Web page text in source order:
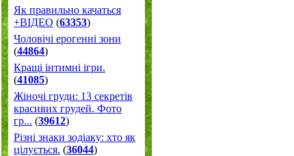
Як правильно качаться
+ВІДЕО (63353)
Чоловічі ерогенні зони
(44864)
Кращі інтимні ігри.
(41085)
Жіночі груди: 13 секретів
красивих грудей. Фото
гр... (39612)
Різні знаки зодіаку: хто як
цілується. (36044)